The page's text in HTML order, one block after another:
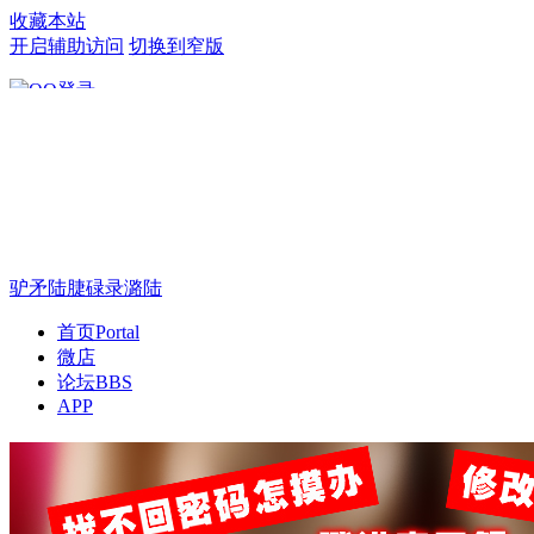
收藏本站
开启辅助访问 切换到窄版
驴矛陆脻碌录潞陆
首页Portal
微店
论坛BBS
APP